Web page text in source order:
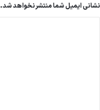
نشانی ایمیل شما منتشر نخواهد شد.